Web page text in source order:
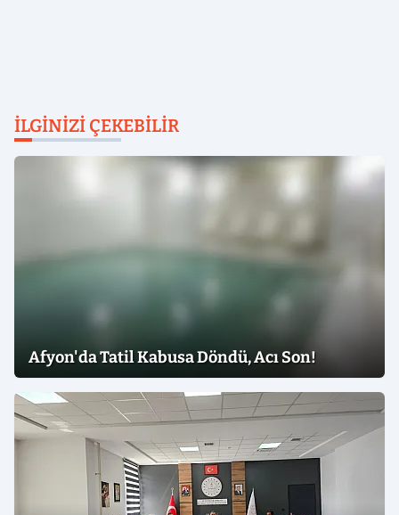
İLGINIZI ÇEKEBILIR
Afyon'da Tatil Kabusa Döndü, Acı Son!